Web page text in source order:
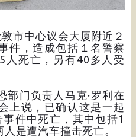
市中心议会大厦附近２
件，造成包括１名警察
人死亡，另有40多人受
部门负责人马克·罗利在
上说，已确认这是一起
件中死亡，其中包括1
是遭汽车撞击死亡。